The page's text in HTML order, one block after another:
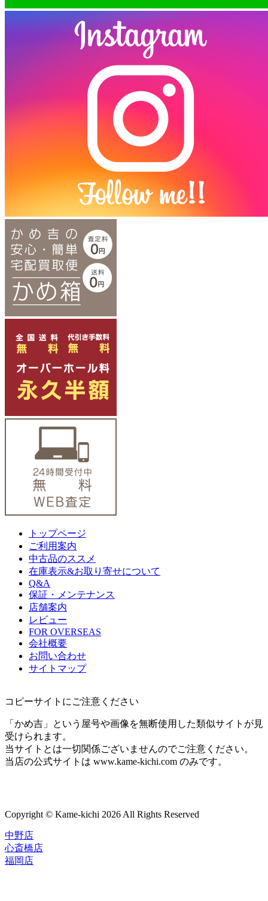
トップページ
ご利用案内
中古品のススメ
在庫表示&お取り寄せについて
Q&A
保証・メンテナンス
店舗案内
レビュー
FOR OVERSEAS
会社概要
お問い合わせ
サイトマップ
コピーサイトにご注意ください
「かめ吉」という屋号や画像を無断使用した類似サイトが見
受けられます。
当サイトとは一切関係ございませんのでご注意ください。
当店の公式サイトは www.kame-kichi.com のみです。
Copyright © Kame-kichi 2026 All Rights Reserved
中野店
心斎橋店
福岡店